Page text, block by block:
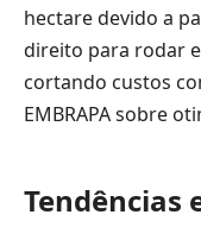
hectare devido a
direito para rodar
cortando custos
EMBRAPA sobre
Tendências